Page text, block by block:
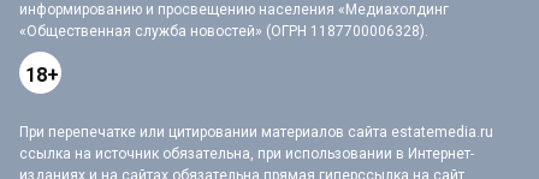
информированию и просвещению населения «Медиахолдинг
«Общественная служба новостей» (ОГРН 1187700006328).
18+
При перепечатке или цитировании материалов сайта estatemedia.ru
ссылка на источник обязательна, при использовании в Интернет-
изданиях и на сайтах обязательна прямая гиперссылка на сайт